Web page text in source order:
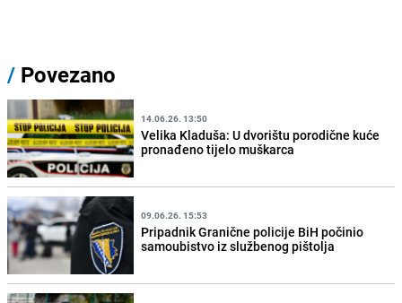
/ Povezano
14.06.26. 13:50
Velika Kladuša: U dvorištu porodične kuće
pronađeno tijelo muškarca
09.06.26. 15:53
Pripadnik Granične policije BiH počinio
samoubistvo iz službenog pištolja